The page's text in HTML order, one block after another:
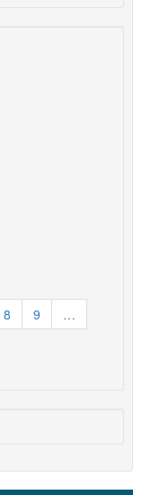
8 9
…